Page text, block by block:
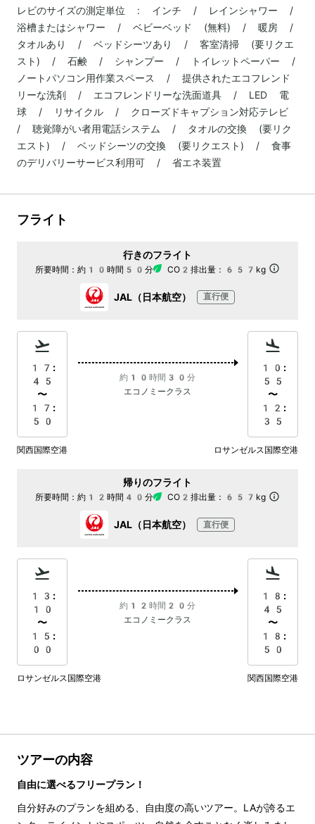
レビのサイズの測定単位 : インチ / レインシャワー /
浴槽またはシャワー / ベビーベッド (無料) / 暖房 /
タオルあり / ベッドシーツあり / 客室清掃 (要リクエ
スト) / 石鹸 / シャンプー / トイレットペーパー /
ノートパソコン用作業スペース / 提供されたエコフレンド
リーな洗剤 / エコフレンドリーな洗面道具 / LED 電
球 / リサイクル / クローズドキャプション対応テレビ
/ 聴覚障がい者用電話システム / タオルの交換 (要リク
エスト) / ベッドシーツの交換 (要リクエスト) / 食事
のデリバリーサービス利用可 / 省エネ装置
フライト
行きのフライト
所要時間： 約10時間50分 CO2排出量： 657kg
JAL（日本航空） 直行便
17:
45
〜
17:
50
約10時間30分
エコノミークラス
10:
55
〜
12:
35
関西国際空港 ロサンゼルス国際空港
帰りのフライト
所要時間： 約12時間40分 CO2排出量： 657kg
JAL（日本航空） 直行便
13:
10
〜
15:
00
約12時間20分
エコノミークラス
18:
45
〜
18:
50
ロサンゼルス国際空港 関西国際空港
ツアーの内容
自由に選べるフリープラン！
自分好みのプランを組める、自由度の高いツアー。LAが誇るエ